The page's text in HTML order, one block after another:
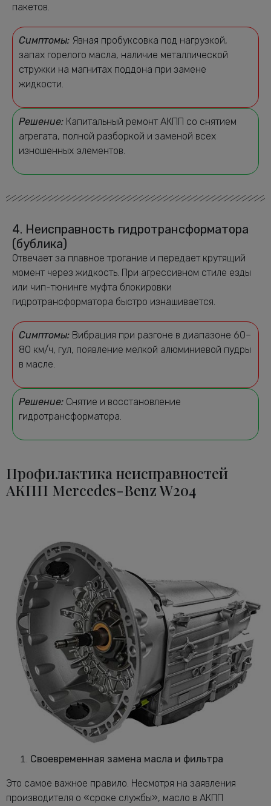
пакетов.
Симптомы: Явная пробуксовка под нагрузкой,
запах горелого масла, наличие металлической
стружки на магнитах поддона при замене
жидкости.
Решение: Капитальный ремонт АКПП со снятием
агрегата, полной разборкой и заменой всех
изношенных элементов.
4. Неисправность гидротрансформатора
(бублика)
Отвечает за плавное трогание и передает крутящий
момент через жидкость. При агрессивном стиле езды
или чип-тюнинге муфта блокировки
гидротрансформатора быстро изнашивается.
Симптомы: Вибрация при разгоне в диапазоне 60–
80 км/ч, гул, появление мелкой алюминиевой пудры
в масле.
Решение: Снятие и восстановление
гидротрансформатора.
Профилактика неисправностей
АКПП Mercedes-Benz W204
Своевременная замена масла и фильтра
Это самое важное правило. Несмотря на заявления
производителя о «сроке службы», масло в АКПП